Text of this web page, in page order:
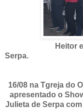
Heitor e
Serpa.
16/08 na Tgreja do
apresentado o
Julieta de Serpa